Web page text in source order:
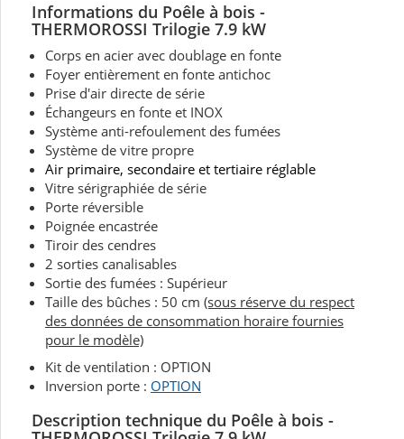
Informations du Poêle à bois -
THERMOROSSI Trilogie 7.9 kW
Corps en acier avec doublage en fonte
Foyer entièrement en fonte antichoc
Prise d'air directe de série
Échangeurs en fonte et INOX
Système anti-refoulement des fumées
Système de vitre propre
Air primaire, secondaire et tertiaire réglable
Vitre sérigraphiée de série
Porte réversible
Poignée encastrée
Tiroir des cendres
2 sorties canalisables
Sortie des fumées : Supérieur
Taille des bûches : 50 cm (sous réserve du respect
des données de consommation horaire fournies
pour le modèle)
Kit de ventilation : OPTION
Inversion porte : OPTION
Description technique du Poêle à bois -